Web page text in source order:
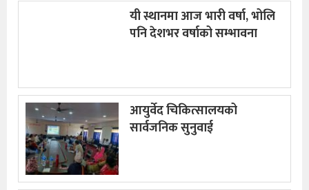
यी स्थानमा आज भारी वर्षा, भोलि
पनि देशभर वर्षाको सम्भावना
आयुर्वेद चिकित्सालयको
सार्वजनिक सुनुवाई